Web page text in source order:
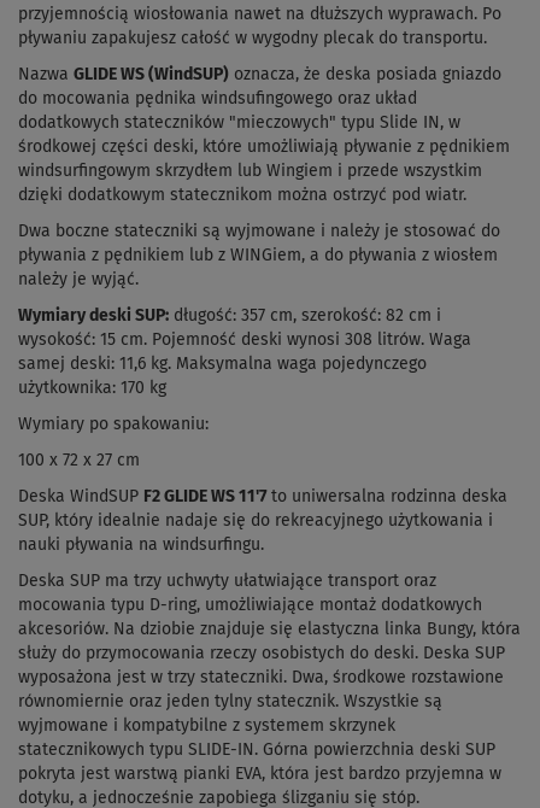
przyjemnością wiosłowania nawet na dłuższych wyprawach. Po
pływaniu zapakujesz całość w wygodny plecak do transportu.
Nazwa GLIDE WS (WindSUP) oznacza, że deska posiada gniazdo
do mocowania pędnika windsufingowego oraz układ
dodatkowych stateczników "mieczowych" typu Slide IN, w
środkowej części deski, które umożliwiają pływanie z pędnikiem
windsurfingowym skrzydłem lub Wingiem i przede wszystkim
dzięki dodatkowym statecznikom można ostrzyć pod wiatr.
Dwa boczne stateczniki są wyjmowane i należy je stosować do
pływania z pędnikiem lub z WINGiem, a do pływania z wiosłem
należy je wyjąć.
Wymiary deski SUP: długość: 357 cm, szerokość: 82 cm i
wysokość: 15 cm. Pojemność deski wynosi 308 litrów. Waga
samej deski: 11,6 kg. Maksymalna waga pojedynczego
użytkownika: 170 kg
Wymiary po spakowaniu:
100 x 72 x 27 cm
Deska WindSUP F2 GLIDE WS 11'7 to uniwersalna rodzinna deska
SUP, który idealnie nadaje się do rekreacyjnego użytkowania i
nauki pływania na windsurfingu.
Deska SUP ma trzy uchwyty ułatwiające transport oraz
mocowania typu D-ring, umożliwiające montaż dodatkowych
akcesoriów. Na dziobie znajduje się elastyczna linka Bungy, która
służy do przymocowania rzeczy osobistych do deski. Deska SUP
wyposażona jest w trzy stateczniki. Dwa, środkowe rozstawione
równomiernie oraz jeden tylny statecznik. Wszystkie są
wyjmowane i kompatybilne z systemem skrzynek
statecznikowych typu SLIDE-IN. Górna powierzchnia deski SUP
pokryta jest warstwą pianki EVA, która jest bardzo przyjemna w
dotyku, a jednocześnie zapobiega ślizganiu się stóp.